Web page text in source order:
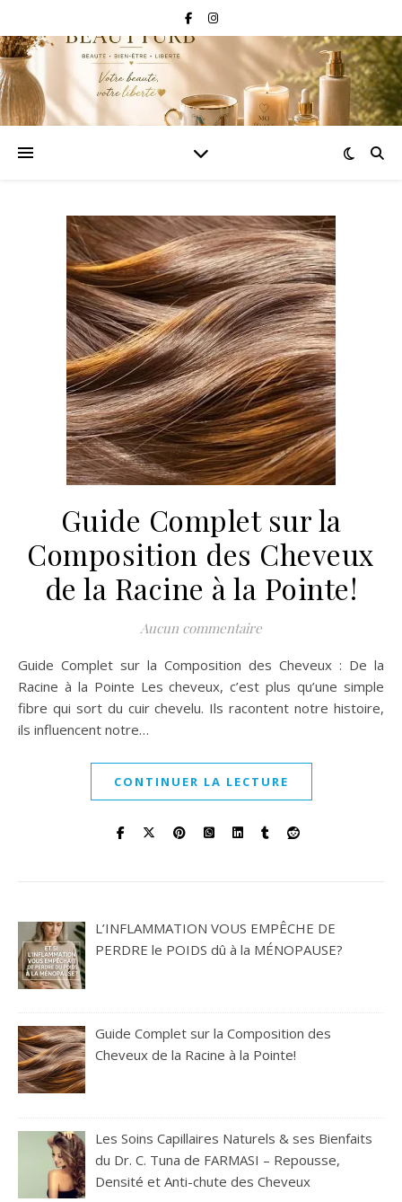
Guide Complet sur la
Composition des Cheveux
de la Racine à la Pointe!
Aucun commentaire
Guide Complet sur la Composition des Cheveux : De la
Racine à la Pointe Les cheveux, c’est plus qu’une simple
fibre qui sort du cuir chevelu. Ils racontent notre histoire,
ils influencent notre…
CONTINUER LA LECTURE
L’INFLAMMATION VOUS EMPÊCHE DE
PERDRE le POIDS dû à la MÉNOPAUSE?
Guide Complet sur la Composition des
Cheveux de la Racine à la Pointe!
Les Soins Capillaires Naturels & ses Bienfaits
du Dr. C. Tuna de FARMASI – Repousse,
Densité et Anti-chute des Cheveux